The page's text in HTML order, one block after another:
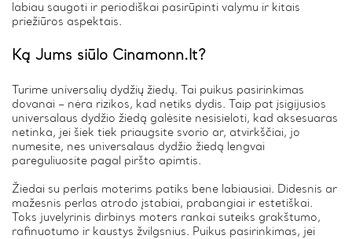
labiau saugoti ir periodiškai pasirūpinti valymu ir kitais
priežiūros aspektais.
Ką Jums siūlo Cinamonn.lt?
Turime universalių dydžių žiedų. Tai puikus pasirinkimas
dovanai – nėra rizikos, kad netiks dydis. Taip pat įsigijusios
universalaus dydžio žiedą galėsite nesisieloti, kad aksesuaras
netinka, jei šiek tiek priaugsite svorio ar, atvirkščiai, jo
numesite, nes universalaus dydžio žiedą lengvai
pareguliuosite pagal piršto apimtis.
Žiedai su perlais moterims patiks bene labiausiai. Didesnis ar
mažesnis perlas atrodo įstabiai, prabangiai ir estetiškai.
Toks juvelyrinis dirbinys moters rankai suteiks grakštumo,
rafinuotumo ir kaustys žvilgsnius. Puikus pasirinkimas, jei